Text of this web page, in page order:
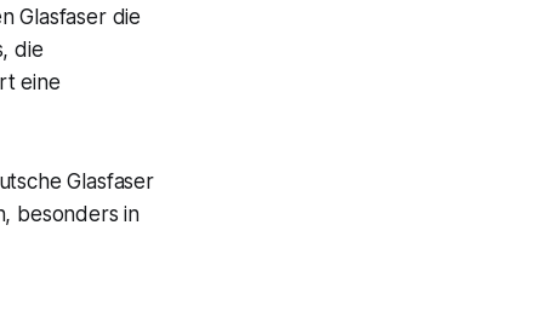
Glasfaser die
die
eine
Glasfaser
besonders in